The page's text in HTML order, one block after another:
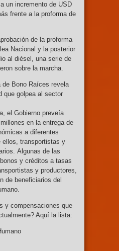
un incremento de USD
frente a la proforma de
de la proforma
Nacional y la posterior
al diésel, una serie de
sobre la marcha.
de Bono Raíces revela
que golpea al sector
el Gobierno preveía
en la entrega de
a diferentes
ellos, transportistas y
Algunas de las
y créditos a tasas
y productores,
de beneficiarios del
y compensaciones que
Aquí la lista: